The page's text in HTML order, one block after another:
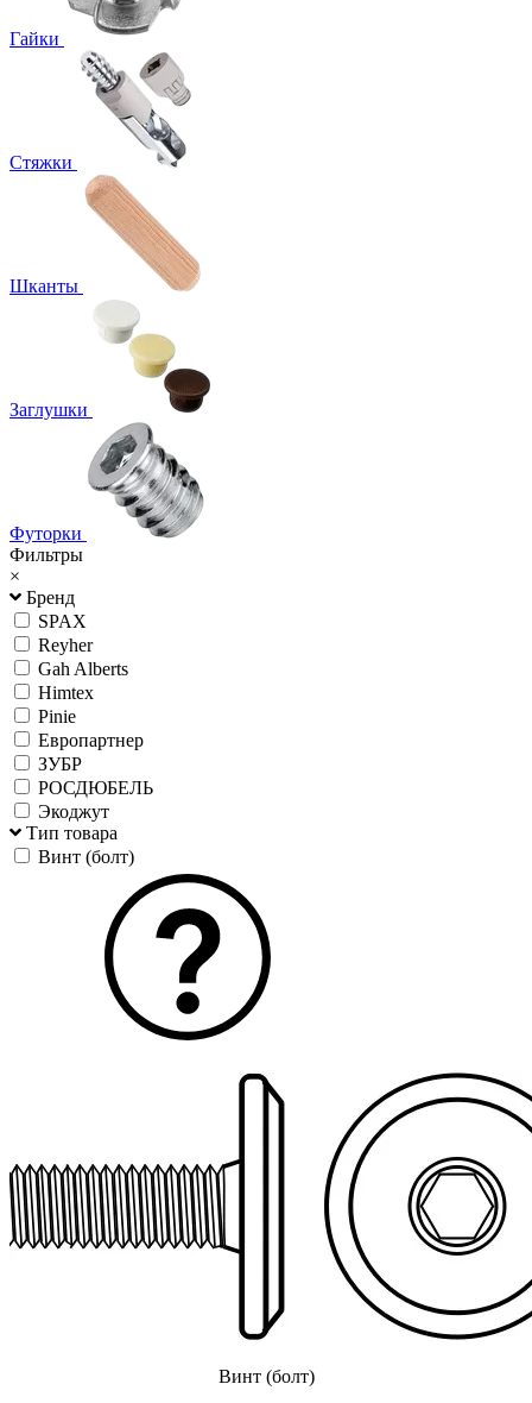
Гайки
Стяжки
Шканты
Заглушки
Футорки
Фильтры
×
Бренд
SPAX
Reyher
Gah Alberts
Himtex
Pinie
Европартнер
ЗУБР
РОСДЮБЕЛЬ
Экоджут
Тип товара
Винт (болт)
Винт (болт)